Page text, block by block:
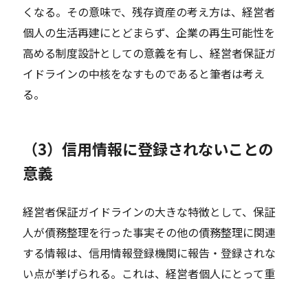
くなる。その意味で、残存資産の考え方は、経営者
個人の生活再建にとどまらず、企業の再生可能性を
高める制度設計としての意義を有し、経営者保証ガ
イドラインの中核をなすものであると筆者は考え
る。
（3）信用情報に登録されないことの
意義
経営者保証ガイドラインの大きな特徴として、保証
人が債務整理を行った事実その他の債務整理に関連
する情報は、信用情報登録機関に報告・登録されな
い点が挙げられる。これは、経営者個人にとって重